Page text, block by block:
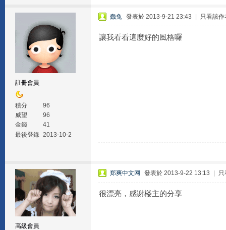
註冊會員
積分
96
威望
96
金錢
41
最後登錄 2013-10-2
蠢兔 發表於 2013-9-21 23:43 只看該作
讓我看看這麼好的風格囉
高級會員
郑爽中文网 發表於 2013-9-22 13:13 只
很漂亮，感谢楼主的分享